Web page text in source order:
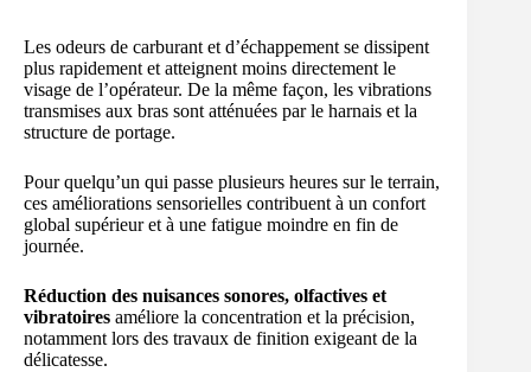
Les odeurs de carburant et d’échappement se dissipent
plus rapidement et atteignent moins directement le
visage de l’opérateur. De la même façon, les vibrations
transmises aux bras sont atténuées par le harnais et la
structure de portage.
Pour quelqu’un qui passe plusieurs heures sur le terrain,
ces améliorations sensorielles contribuent à un confort
global supérieur et à une fatigue moindre en fin de
journée.
Réduction des nuisances sonores, olfactives et
vibratoires améliore la concentration et la précision,
notamment lors des travaux de finition exigeant de la
délicatesse.